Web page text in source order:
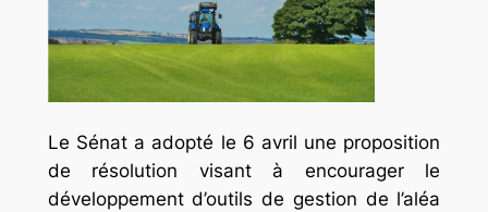
Le Sénat a adopté le 6 avril une proposition
de résolution visant à encourager le
développement d’outils de gestion de l’aléa